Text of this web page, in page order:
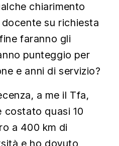
chiarimento
su richiesta
faranno gli
punteggio per
e anni di servizio?
a me il Tfa,
costato quasi 10
a 400 km di